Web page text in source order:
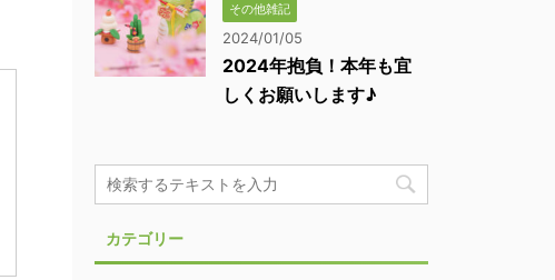
その他雑記
2024/01/05
2024年抱負！本年も宜
しくお願いします♪
カテゴリー